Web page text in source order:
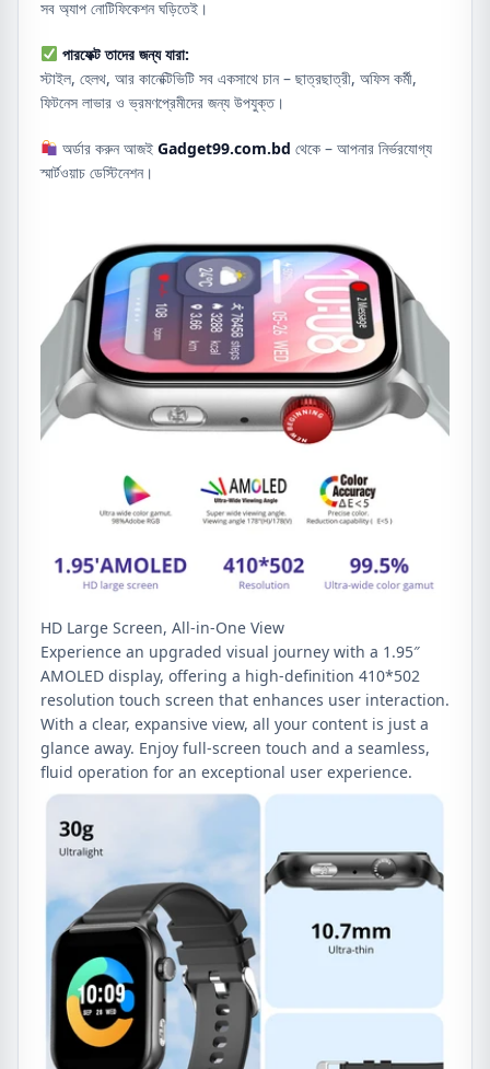
সব অ্যাপ নোটিফিকেশন ঘড়িতেই।
পারফেক্ট তাদের জন্য যারা:
স্টাইল, হেলথ, আর কানেক্টিভিটি সব একসাথে চান – ছাত্রছাত্রী, অফিস কর্মী,
ফিটনেস লাভার ও ভ্রমণপ্রেমীদের জন্য উপযুক্ত।
অর্ডার করুন আজই Gadget99.com.bd থেকে – আপনার নির্ভরযোগ্য
স্মার্টওয়াচ ডেস্টিনেশন।
HD Large Screen, All-in-One View
Experience an upgraded visual journey with a 1.95″
AMOLED display, offering a high-definition 410*502
resolution touch screen that enhances user interaction.
With a clear, expansive view, all your content is just a
glance away. Enjoy full-screen touch and a seamless,
fluid operation for an exceptional user experience.